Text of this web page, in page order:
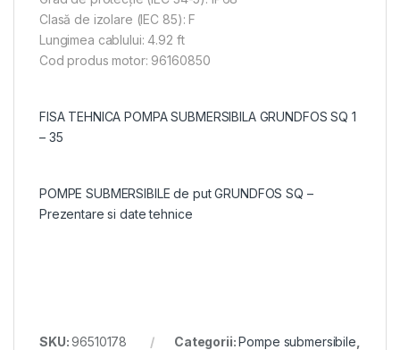
Clasă de izolare (IEC 85): F
Lungimea cablului: 4.92 ft
Cod produs motor: 96160850
FISA TEHNICA POMPA SUBMERSIBILA GRUNDFOS SQ 1
– 35
POMPE SUBMERSIBILE de put GRUNDFOS SQ –
Prezentare si date tehnice
SKU:96510178 Categorii:Pompe submersibile